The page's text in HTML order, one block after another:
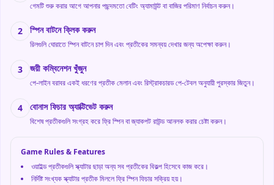
গেমটি শুরু করার আগে আপনার পছন্দমতো বেটিং অ্যামাউন্ট বা বাজির পরিমাণ নির্বাচন করুন।
2 স্পিন বাটনে ক্লিক করুন
রিলগুলি ঘোরাতে স্পিন বাটনে চাপ দিন এবং প্রতীকের সমন্বয় দেখার জন্য অপেক্ষা করুন।
3 জয়ী কম্বিনেশন খুঁজুন
পে-লাইন বরাবর একই ধরণের প্রতীক মেলান এবং রিস্ট্রাকচারড পে-টেবল অনুযায়ী পুরস্কার জিতুন।
4 বোনাস ফিচার অ্যাক্টিভেট করুন
বিশেষ প্রতীকগুলি সংগ্রহ করে ফ্রি স্পিন বা জ্যাকপট রাউন্ড আনলক করার চেষ্টা করুন।
Game Rules & Features
ওয়াইল্ড প্রতীকগুলি স্ক্যাটার ছাড়া অন্য সব প্রতীকের বিকল্প হিসেবে কাজ করে।
নির্দিষ্ট সংখ্যক স্ক্যাটার প্রতীক মিললে ফ্রি স্পিন ফিচার সক্রিয় হয়।